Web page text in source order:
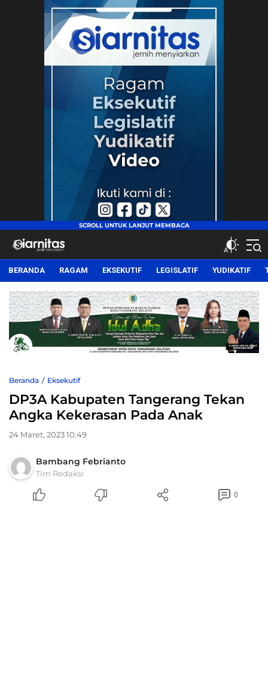
siarnitas
Jernih Menyiarkan
BERANDA RAGAM EKSEKUTIF LEGISLATIF YUDIKATIF
Beranda Eksekutif
DP3A Kabupaten Tangerang Tekan
Angka Kekerasan Pada Anak
24 Maret, 2023 10:49
Bambang Febrianto
Tim Redaksi
0